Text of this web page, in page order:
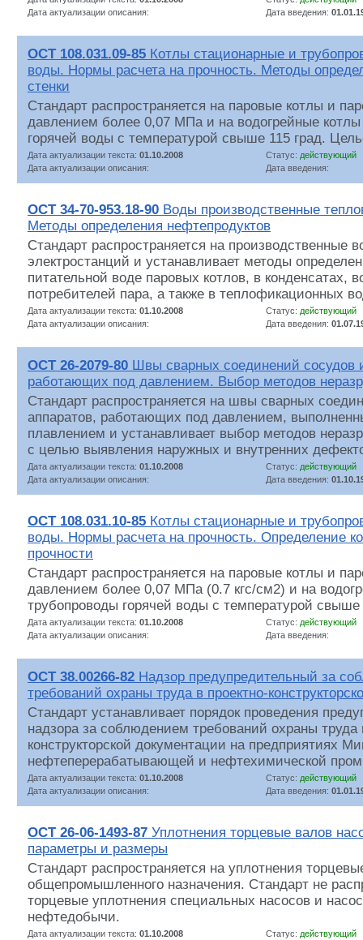
Дата актуализации описания:
Дата введения:
ОСТ 108.031.09-85 Котлы стационарные и
воды. Нормы расчета на прочность. Методы
стенки
Стандарт распространяется на паровые котлы и
давлением более 0,07 МПа и на водогрейные
горячей воды с температурой свыше 115 град.
Дата актуализации текста: 01.10.2008 Статус: действующий
Дата актуализации описания:
Дата введения:
ОСТ 34-70-953.18-90 Воды производственные
Методы определения нефтепродуктов
Стандарт распространяется на производственные
электростанций и устанавливает методы
питательной воде паровых котлов, в конденсатах,
потребителей пара, а также в теплофикационных
Дата актуализации текста: 01.10.2008 Статус: действующий
Дата актуализации описания:
Дата введения:
ОСТ 26-2079-80 Швы сварных соединений сосудов
работающих под давлением. Выбор методов
Стандарт распространяется на швы сварных
аппаратов, работающих под давлением,
плавлением и устанавливает выбор методов
с целью выявления наружных и внутренних
Дата актуализации текста: 01.10.2008 Статус: действующий
Дата актуализации описания:
Дата введения:
ОСТ 108.031.10-85 Котлы стационарные и
воды. Нормы расчета на прочность. Определение
прочности
Стандарт распространяется на паровые котлы и
давлением более 0,07 МПа (0.7 кгс/см2) и на
трубопроводы горячей воды с температурой
Дата актуализации текста: 01.10.2008 Статус: действующий
Дата актуализации описания:
Дата введения:
ОСТ 38.00266-82 Надзор предупредительный за
требований охраны труда в проектно-
Стандарт устанавливает порядок проведения
надзора за соблюдением требований охраны труда
конструкторской документации на предприятиях
нефтеперерабатывающей и нефтехимической
Дата актуализации текста: 01.10.2008 Статус: действующий
Дата актуализации описания:
Дата введения:
ОСТ 26-06-1493-87 Уплотнения торцевые валов
параметры и размеры
Стандарт распространяется на уплотнения
общепромышленного назначения. Стандарт не
торцевые уплотнения специальных насосов и
нефтедобычи.
Дата актуализации текста: 01.10.2008 Статус: действующий